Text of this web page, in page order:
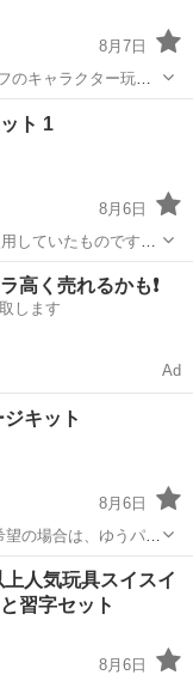
8月7日
のキャラクター玩具
ト 1
8月6日
覚では全体的に比較
高く売れるかも❗️
します
Ad
キット
8月6日
人気玩具スイスイ
習字セット
8月6日